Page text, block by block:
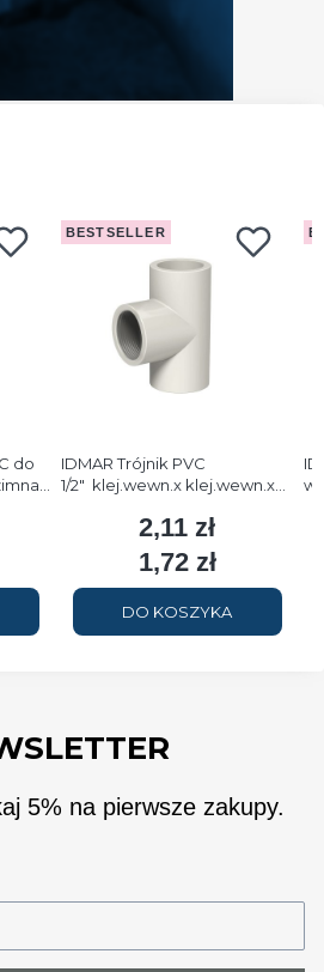
do
BESTSELLER
IDMAR Trójnik PVC
1/2" klej.wewn.x klej.wewn.x
Cena
2,11 zł
Cena
1,72 zł
DO KOSZYKA
5% na pierwsze zakupy.